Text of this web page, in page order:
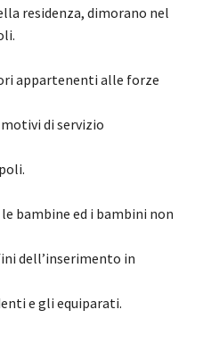
residenza, dimorano nel
appartenenti alle forze
di servizio
bambine ed i bambini non
dell’inserimento in
e gli equiparati.